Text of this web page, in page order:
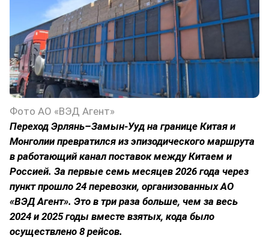
Фото АО «ВЭД Агент»
Переход Эрлянь–Замын-Ууд на границе Китая и
Монголии превратился из эпизодического маршрута
в работающий канал поставок между Китаем и
Россией. За первые семь месяцев 2026 года через
пункт прошло 24 перевозки, организованных АО
«ВЭД Агент». Это в три раза больше, чем за весь
2024 и 2025 годы вместе взятых, кода было
осуществлено 8 рейсов.